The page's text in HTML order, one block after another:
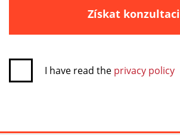
Získat konzultaci
I have read the privacy policy